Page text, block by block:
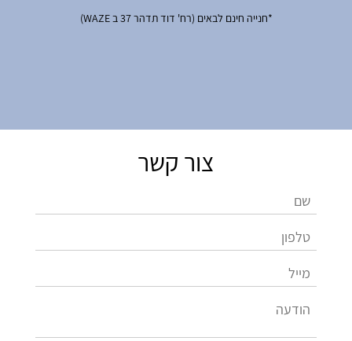
*חנייה חינם לבאים (רח' דוד תדהר 37 ב WAZE)
צור קשר